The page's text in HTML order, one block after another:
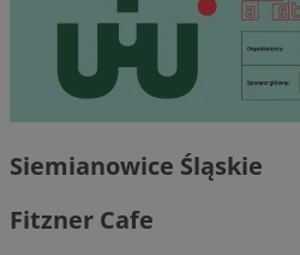
Siemianowice Śląskie
Fitzner Cafe